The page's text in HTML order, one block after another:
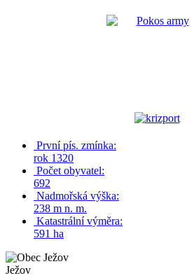
První pís. zmínka:
rok 1320
Počet obyvatel:
692
Nadmořská výška:
238 m n. m.
Katastrální výměra:
591 ha
Ježov